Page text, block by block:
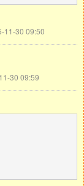
11-30 09:50
30 09:59